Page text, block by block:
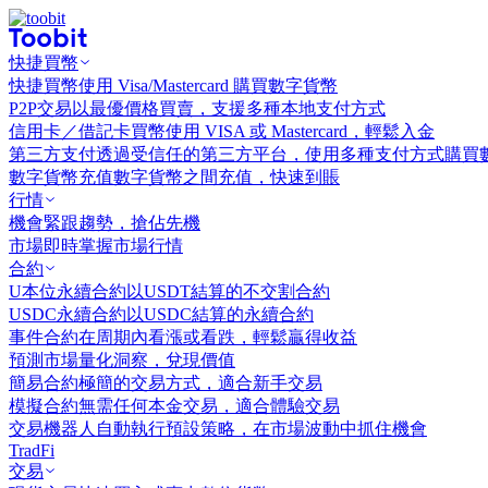
快捷買幣
快捷買幣使用 Visa/Mastercard 購買數字貨幣
P2P交易 以最優價格買賣，支援多種本地支付方式
信用卡／借記卡買幣使用 VISA 或 Mastercard，輕鬆入金
第三方支付透過受信任的第三方平台，使用多種支付方式購買
數字貨幣充值數字貨幣之間充值，快速到賬
行情
機會緊跟趨勢，搶佔先機
市場即時掌握市場行情
合約
U本位永續合約 以USDT結算的不交割合約
USDC永續合約 以USDC結算的永續合約
事件合約在周期內看漲或看跌，輕鬆贏得收益
預測市場量化洞察，兌現價值
簡易合約極簡的交易方式，適合新手交易
模擬合約無需任何本金交易，適合體驗交易
交易機器人 自動執行預設策略，在市場波動中抓住機會
TradFi
交易